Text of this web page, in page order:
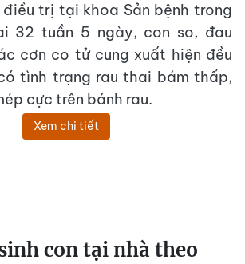
điều trị tại khoa Sản bệnh trong
32 tuần 5 ngày, con so, đau
cơn co tử cung xuất hiện đều
tình trạng rau thai bám thấp,
cực trên bánh rau.
Xem chi tiết
con tại nhà theo